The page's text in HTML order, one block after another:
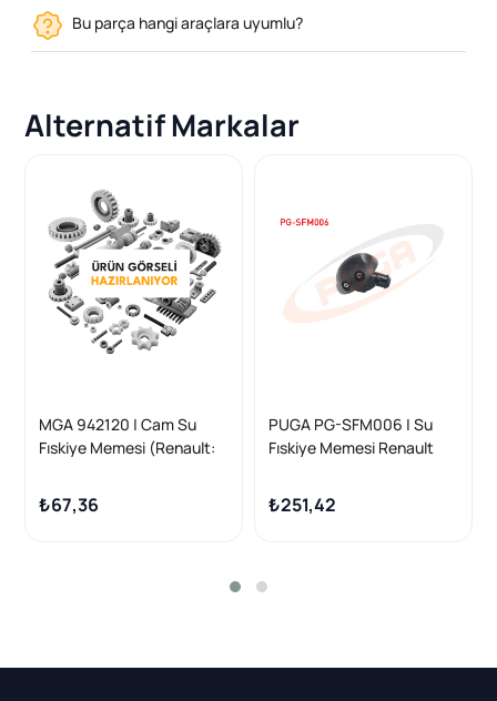
Bu parça hangi araçlara uyumlu?
Alternatif Markalar
MGA 942120 | Cam Su
Fıskiye Memesi (Renault:
₺67,36
PUGA PG-SFM006 | Su
Fıskiye Memesi Renault
₺251,42